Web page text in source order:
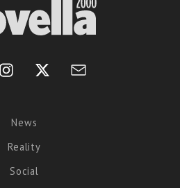
News
Reality
Social